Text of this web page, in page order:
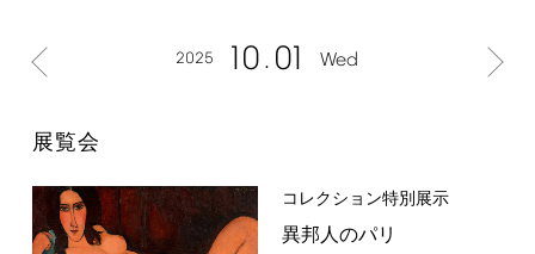
2025 10 01 Wed
展覧会
コレクション特別展示
異邦人のパリ